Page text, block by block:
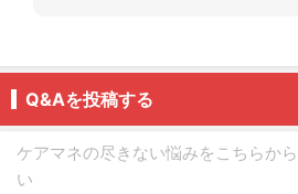
Q&Aを投稿する